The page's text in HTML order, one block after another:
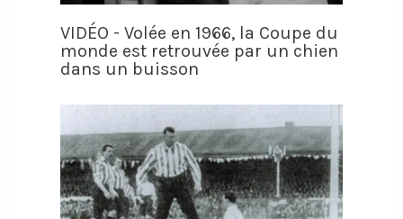
VIDÉO - Volée en 1966, la Coupe du
monde est retrouvée par un chien
dans un buisson